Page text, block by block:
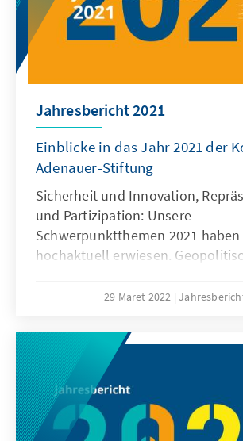
Jahresbericht 2021
Einblicke in das Jahr 2021 der
Adenauer-Stiftung
Sicherheit und Innovation,
und Partizipation: Unsere
Schwerpunktthemen 2021 haben
hochaktuell erwiesen.
Coronapandemie haben das Jahr
weiter unter Druck. Wir erwarten
dass unsere Schwerpunktthemen
Jahr 2022 nicht an Relevanz
29 Maret 2022